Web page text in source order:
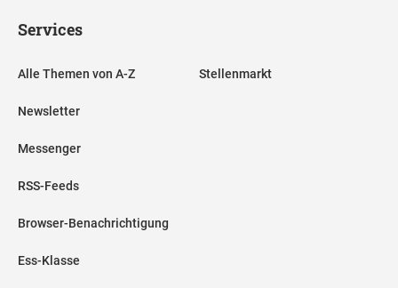
Services
Alle Themen von A-Z
Newsletter
Messenger
RSS-Feeds
Browser-Benachrichtigung
Ess-Klasse
Stellenmarkt